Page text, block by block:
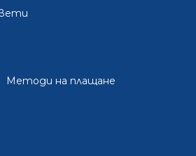
Методи на плащане